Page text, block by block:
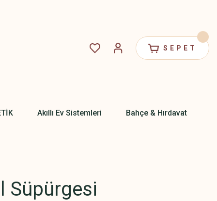
SEPET
Akıllı Ev Sistemleri Bahçe & Hırdavat
Süpürgesi